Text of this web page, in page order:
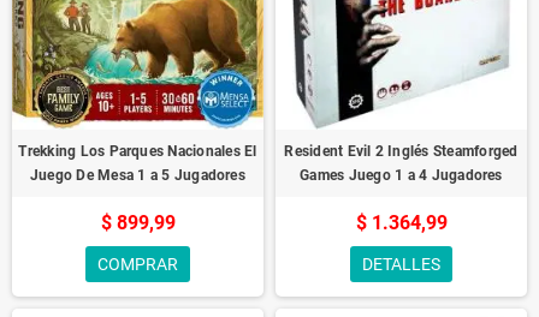
Trekking Los Parques Nacionales El
Juego De Mesa 1 a 5 Jugadores
$ 899,99
COMPRAR
Resident Evil 2 Inglés Steamforged
Games Juego 1 a 4 Jugadores
$ 1.364,99
DETALLES